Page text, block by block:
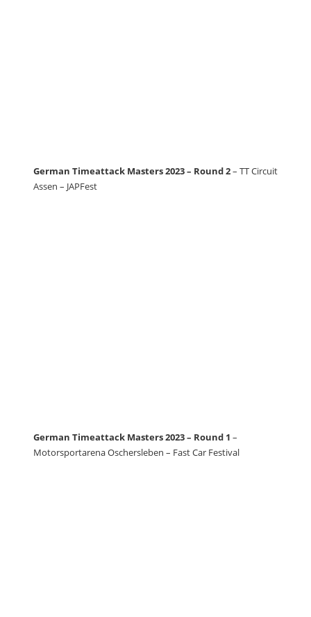
German Timeattack Masters 2023 – Round 2– TT Circuit
Assen – JAPFest
German Timeattack Masters 2023 – Round 1 –
Motorsportarena Oschersleben – Fast Car Festival